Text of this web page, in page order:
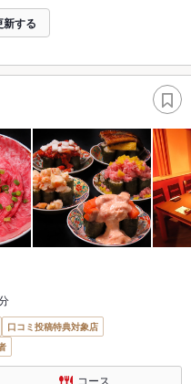
新する
口コミ投稿特典対象店
コース